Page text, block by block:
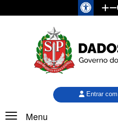
Pular para o conteúdo principal
Menu
Entrar com